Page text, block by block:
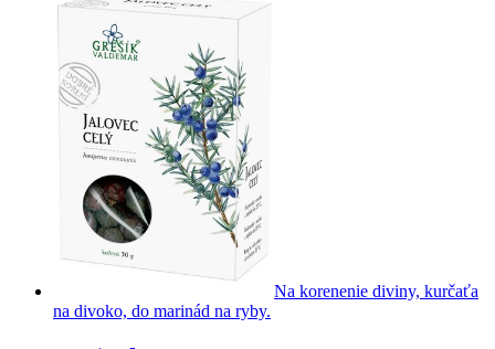
Na korenenie diviny, kurčaťa
na divoko, do marinád na ryby.